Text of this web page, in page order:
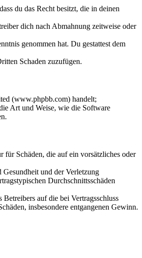
du das Recht besitzt, die in deinen
dich nach Abmahnung zeitweise oder
genommen hat. Du gestattest dem
Schaden zuzufügen.
(www.phpbb.com) handelt;
Art und Weise, wie die Software
Schäden, die auf ein vorsätzliches oder
und der Verletzung
Durchschnittsschäden
auf die bei Vertragsschluss
insbesondere entgangenen Gewinn.